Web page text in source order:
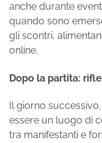
anche durante
quando sono
gli scontri,
online.
Dopo la partita:
Il giorno
essere un luogo di
tra manifestanti e